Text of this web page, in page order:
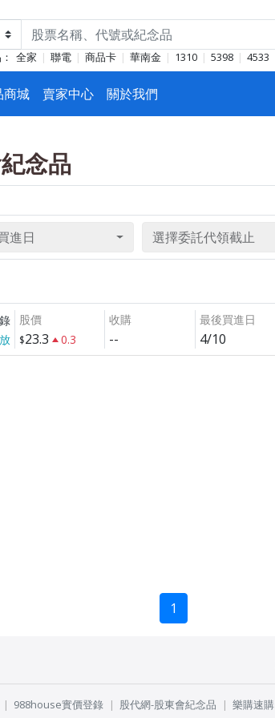
全家 聯電 商品卡 華南金 1310 5398 4533
商城 賣家中心 關於我們
念品
進日 選擇委託代領截止
股價
23.3 0.3
收購
--
最後買進日
4/10
1
988house實價登錄 股代網-股東會紀念品 樂購速購